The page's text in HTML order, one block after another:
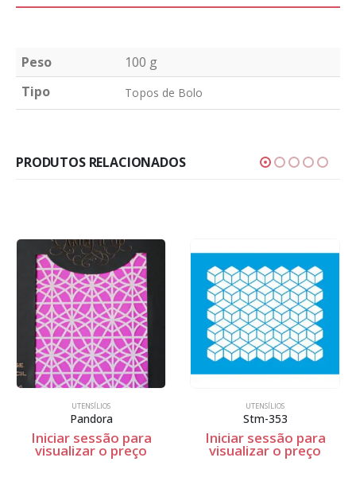
Peso
100 g
Tipo
Topos de Bolo
PRODUTOS RELACIONADOS
UTENSÍLIOS
Pandora
Iniciar sessão para
visualizar o preço
UTENSÍLIOS
Stm-353
Iniciar sessão para
visualizar o preço